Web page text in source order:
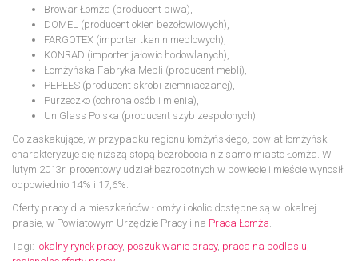
Browar Łomża (producent piwa),
DOMEL (producent okien bezołowiowych),
FARGOTEX (importer tkanin meblowych),
KONRAD (importer jałowic hodowlanych),
Łomżyńska Fabryka Mebli (producent mebli),
PEPEES (producent skrobi ziemniaczanej),
Purzeczko (ochrona osób i mienia),
UniGlass Polska (producent szyb zespolonych).
Co zaskakujące, w przypadku regionu łomżyńskiego, powiat łomżyński
charakteryzuje się niższą stopą bezrobocia niż samo miasto Łomża. W
lutym 2013r. procentowy udział bezrobotnych w powiecie i mieście wynosił
odpowiednio 14% i 17,6%.
Oferty pracy dla mieszkańców Łomży i okolic dostępne są w lokalnej
prasie, w Powiatowym Urzędzie Pracy i na Praca Łomża.
Tagi: lokalny rynek pracy, poszukiwanie pracy, praca na podlasiu,